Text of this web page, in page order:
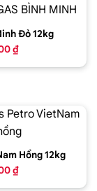
Đỏ 12kg
₫
Hồng 12kg
₫